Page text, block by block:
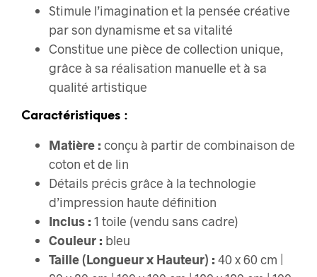
Stimule l’imagination et la pensée créative
par son dynamisme et sa vitalité
Constitue une pièce de collection unique,
grâce à sa réalisation manuelle et à sa
qualité artistique
Caractéristiques :
Matière : conçu à partir de combinaison de
coton et de lin
Détails précis grâce à la technologie
d’impression haute définition
Inclus : 1 toile (vendu sans cadre)
Couleur : bleu
Taille (Longueur x Hauteur) : 40 x 60 cm |